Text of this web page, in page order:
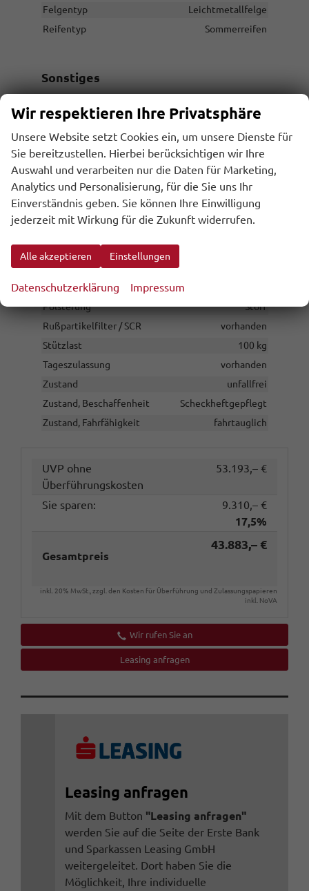
Felgentyp
Leichtmetallfelge
Reifentyp
Sommerreifen
Sonstiges
Antriebsart
Verbrennungsmotor (ICE)
Anzahl Sitzplätze
5
Anzahl Türen
5-türig
Erstzulassung
20.04.2026
Garantieleistung
Fahrzeuggarantie
Innenausstattung
Grau
Lackierung
Leergewicht
Nichtraucher-Fahrzeug
Polsterung
Stoff
Rußpartikelfilter / SCR
vorhanden
Stützlast
100 kg
Tageszulassung
vorhanden
Zustand
unfallfrei
Zustand, Beschaffenheit
Scheckheftgepflegt
Zustand, Fahrfähigkeit
fahrtauglich
UVP ohne
Überführungskosten
53.193,– €
Sie sparen:
9.310,– €
17,5%
Gesamtpreis
43.883,– €
inkl. 20% MwSt., zzgl. den Kosten für Überführung und Zulassungspapieren
inkl. NoVA
Wir rufen Sie an
Leasing anfragen
Leasing anfragen
Mit dem Button "Leasing anfragen"
werden Sie auf die Seite der Erste Bank
und Sparkassen Leasing GmbH
weitergeleitet. Dort haben Sie die
Möglichkeit, Ihre individuelle
Wir respektieren Ihre Privatsphäre
Unsere Website setzt Cookies ein, um unsere Dienste für
Sie bereitzustellen. Hierbei berücksichtigen wir Ihre
Auswahl und verarbeiten nur die Daten für Marketing,
Analytics und Personalisierung, für die Sie uns Ihr
Einverständnis geben. Sie können Ihre Einwilligung
jederzeit mit Wirkung für die Zukunft widerrufen.
Alle akzeptieren Einstellungen
Datenschutzerklärung Impressum